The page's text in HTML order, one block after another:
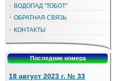
ВОДОПАД "ТОБОТ"
ОБРАТНАЯ СВЯЗЬ
КОНТАКТЫ
Последние номера
18 август 2023 г. № 33